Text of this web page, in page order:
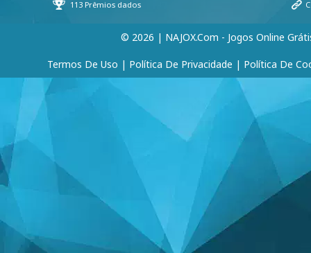
© 2026 | NAJOX.com - Jogos Online
Termos De Uso | Política De Privacidade | Política De